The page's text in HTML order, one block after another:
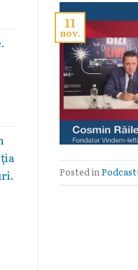
11
nov.
Posted in